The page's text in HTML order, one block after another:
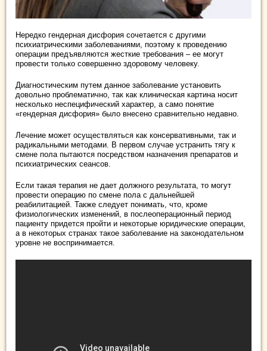
Нередко гендерная дисфория сочетается с другими
психиатрическими заболеваниями, поэтому к проведению
операции предъявляются жесткие требования – ее могут
провести только совершенно здоровому человеку.
Диагностическим путем данное заболевание установить
довольно проблематично, так как клиническая картина носит
несколько неспецифический характер, а само понятие
«гендерная дисфория» было внесено сравнительно недавно.
Лечение может осуществляться как консервативными, так и
радикальными методами. В первом случае устранить тягу к
смене пола пытаются посредством назначения препаратов и
психиатрических сеансов.
Если такая терапия не дает должного результата, то могут
провести операцию по смене пола с дальнейшей
реабилитацией. Также следует понимать, что, кроме
физиологических изменений, в послеоперационный период
пациенту придется пройти и некоторые юридические операции,
а в некоторых странах такое заболевание на законодательном
уровне не воспринимается.